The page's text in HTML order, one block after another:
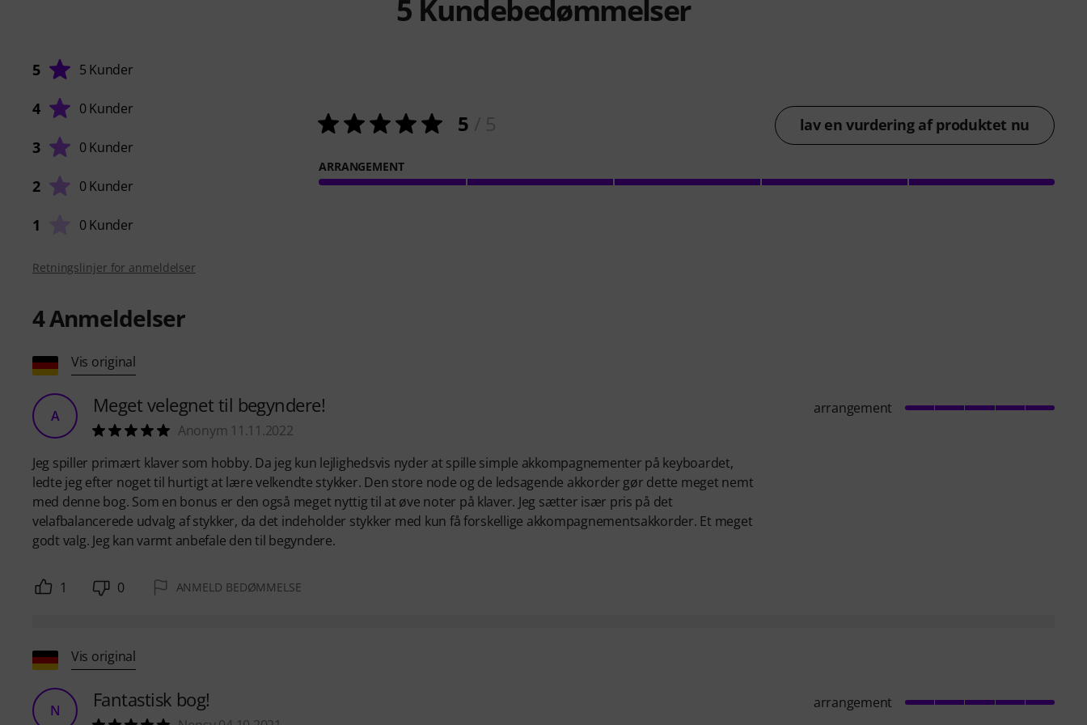
5 Kundebedømmelser
5 5 Kunder
4 0 Kunder
3 0 Kunder
2 0 Kunder
1 0 Kunder
5 lav en vurdering af produktet nu
ARRANGEMENT
Retningslinjer for anmeldelser
4Anmeldelser
Vis original
A Meget velegnet til begyndere!
Anonym 11.11.2022
Jeg spiller primært klaver som hobby. Da jeg kun lejlighedsvis nyder at spille simple akkompagnementer på keyboardet,
ledte jeg efter noget til hurtigt at lære velkendte stykker. Den store node og de ledsagende akkorder gør dette meget nemt
med denne bog. Som en bonus er den også meget nyttig til at øve noter på klaver. Jeg sætter især pris på det
velafbalancerede udvalg af stykker, da det indeholder stykker med kun få forskellige akkompagnementsakkorder. Et meget
godt valg. Jeg kan varmt anbefale den til begyndere.
arrangement
1 0 ANMELD BEDØMMELSE
Vis original
N Fantastisk bog! arrangement